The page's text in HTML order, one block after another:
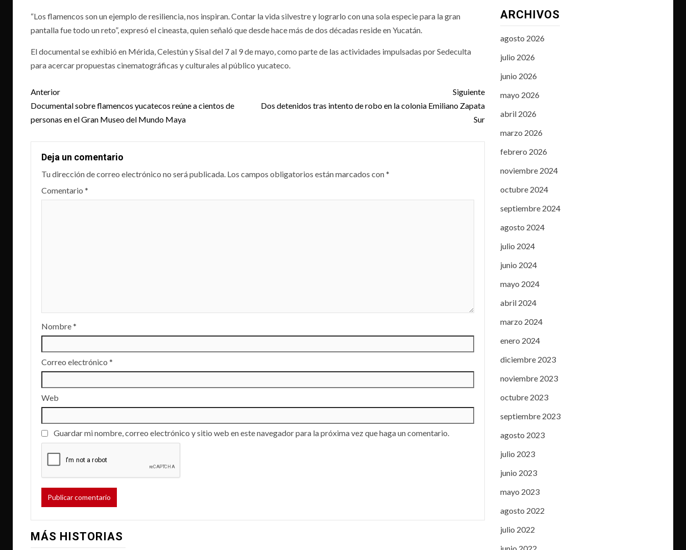
“Los flamencos son un ejemplo de resiliencia, nos inspiran. Contar la vida silvestre y lograrlo con una sola especie para la gran
pantalla fue todo un reto”, expresó el cineasta, quien señaló que desde hace más de dos décadas reside en Yucatán.
El documental se exhibió en Mérida, Celestún y Sisal del 7 al 9 de mayo, como parte de las actividades impulsadas por Sedeculta
para acercar propuestas cinematográficas y culturales al público yucateco.
Post
navigation
Anterior
Documental sobre flamencos yucatecos reúne a cientos de
personas en el Gran Museo del Mundo Maya
Siguiente
Dos detenidos tras intento de robo en la colonia Emiliano Zapata
Sur
Deja un comentario
Tu dirección de correo electrónico no será publicada. Los campos obligatorios están marcados con*
Comentario *
Nombre*
Correo electrónico *
Web
Guardar mi nombre, correo electrónico y sitio web en este navegador para la próxima vez que haga un comentario.
MÁS HISTORIAS
ARCHIVOS
agosto 2026
julio 2026
junio 2026
mayo 2026
abril 2026
marzo 2026
febrero 2026
noviembre 2024
octubre 2024
septiembre 2024
agosto 2024
julio 2024
junio 2024
mayo 2024
abril 2024
marzo 2024
enero 2024
diciembre 2023
noviembre 2023
octubre 2023
septiembre 2023
agosto 2023
julio 2023
junio 2023
mayo 2023
agosto 2022
julio 2022
junio 2022